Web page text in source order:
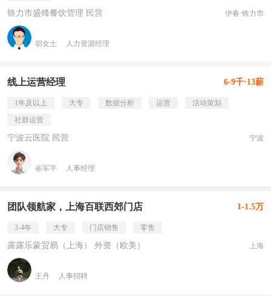
铁力市盛烽餐饮管理 民营 伊春·铁力市
胡女士 人力资源经理
线上运营经理 6-9千·13薪
1年及以上 大专 数据分析 运营
活动策划
社群运营
宁波云医院 民营 宁波
崔军平 人事经理
团队领航家，上海百联西郊门店 1-1.5万
3-4年 大专 门店销售 零售
露露乐蒙贸易（上海） 外资（欧美） 上海
王丹 人事招聘